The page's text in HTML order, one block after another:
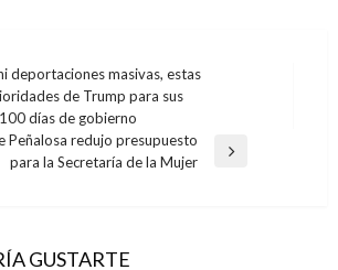
deportaciones masivas, estas
de Trump para sus
días de gobierno
Peñalosa redujo presupuesto
para la Secretaría de la Mujer
GUSTARTE